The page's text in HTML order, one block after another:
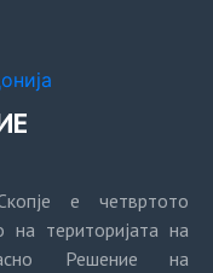
е четвртото
на територијата на
Решение на